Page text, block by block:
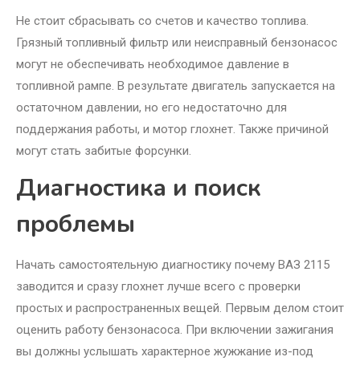
Не стоит сбрасывать со счетов и качество топлива.
Грязный топливный фильтр или неисправный бензонасос
могут не обеспечивать необходимое давление в
топливной рампе. В результате двигатель запускается на
остаточном давлении, но его недостаточно для
поддержания работы, и мотор глохнет. Также причиной
могут стать забитые форсунки.
Диагностика и поиск
проблемы
Начать самостоятельную диагностику почему ВАЗ 2115
заводится и сразу глохнет лучше всего с проверки
простых и распространенных вещей. Первым делом стоит
оценить работу бензонасоса. При включении зажигания
вы должны услышать характерное жужжание из-под